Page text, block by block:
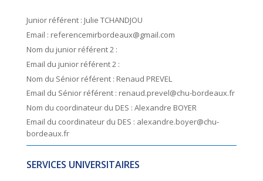
Junior référent : Julie TCHANDJOU
Email : referencemirbordeaux@gmail.com
Nom du junior référent 2 :
Email du junior référent 2 :
Nom du Sénior référent : Renaud PREVEL
Email du Sénior référent : renaud.prevel@chu-bordeaux.fr
Nom du coordinateur du DES : Alexandre BOYER
Email du coordinateur du DES : alexandre.boyer@chu-
bordeaux.fr
SERVICES UNIVERSITAIRES